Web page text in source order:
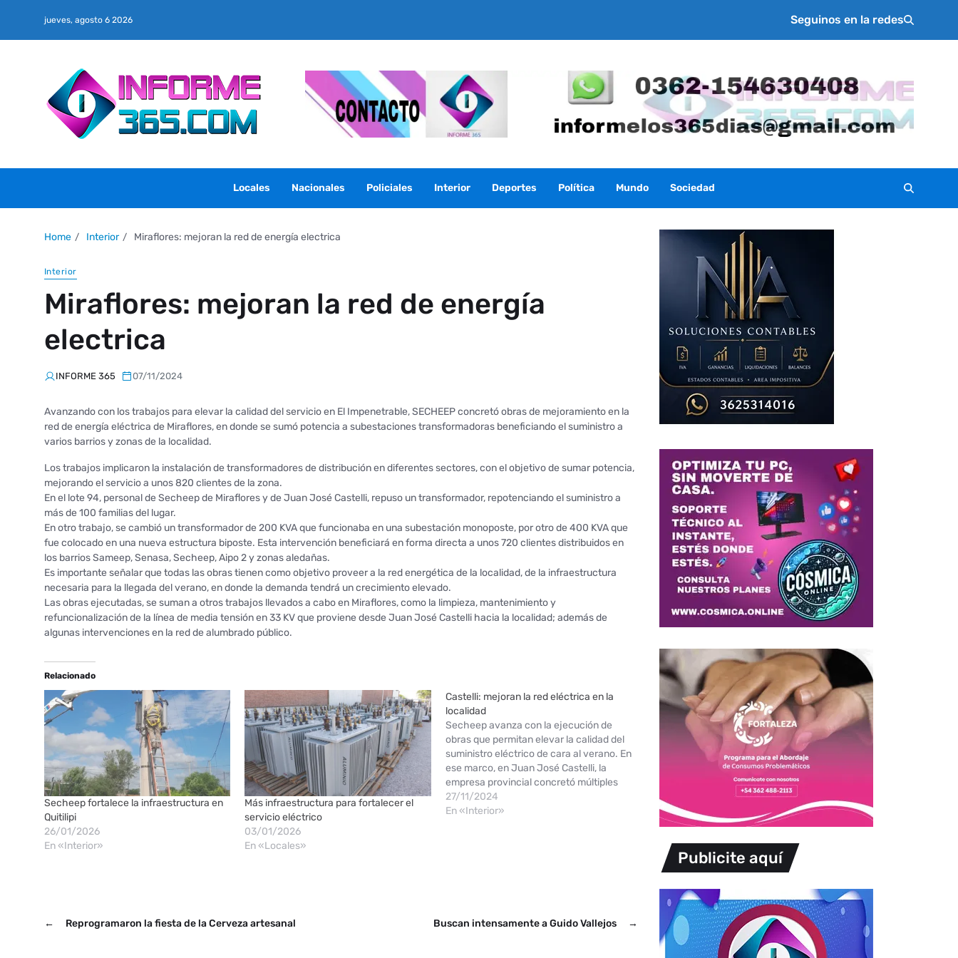
jueves, agosto 6 2026 Seguinos en la redes
Locales Nacionales Policiales Interior Deportes Política Mundo Sociedad
Home Interior Miraflores: mejoran la red de energía electrica
Interior
Miraflores: mejoran la red de energía
electrica
INFORME 365 07/11/2024
Avanzando con los trabajos para elevar la calidad del servicio en El Impenetrable, SECHEEP concretó obras de mejoramiento en la
red de energía eléctrica de Miraflores, en donde se sumó potencia a subestaciones transformadoras beneficiando el suministro a
varios barrios y zonas de la localidad.
Los trabajos implicaron la instalación de transformadores de distribución en diferentes sectores, con el objetivo de sumar potencia,
mejorando el servicio a unos 820 clientes de la zona.
En el lote 94, personal de Secheep de Miraflores y de Juan José Castelli, repuso un transformador, repotenciando el suministro a
más de 100 familias del lugar.
En otro trabajo, se cambió un transformador de 200 KVA que funcionaba en una subestación monoposte, por otro de 400 KVA que
fue colocado en una nueva estructura biposte. Esta intervención beneficiará en forma directa a unos 720 clientes distribuidos en
los barrios Sameep, Senasa, Secheep, Aipo 2 y zonas aledañas.
Es importante señalar que todas las obras tienen como objetivo proveer a la red energética de la localidad, de la infraestructura
necesaria para la llegada del verano, en donde la demanda tendrá un crecimiento elevado.
Las obras ejecutadas, se suman a otros trabajos llevados a cabo en Miraflores, como la limpieza, mantenimiento y
refuncionalización de la línea de media tensión en 33 KV que proviene desde Juan José Castelli hacia la localidad; además de
algunas intervenciones en la red de alumbrado público.
Relacionado
Secheep fortalece la infraestructura en
Quitilipi
26/01/2026
En «Interior»
Más infraestructura para fortalecer el
servicio eléctrico
03/01/2026
En «Locales»
Castelli: mejoran la red eléctrica en la
localidad
Secheep avanza con la ejecución de
obras que permitan elevar la calidad del
suministro eléctrico de cara al verano. En
ese marco, en Juan José Castelli, la
empresa provincial concretó múltiples
trabajos para mejorar la infraestructura
energética general, además de inyectar
27/11/2024
En «Interior»
← Reprogramaron la fiesta de la Cerveza artesanal →
Buscan intensamente a Guido Vallejos
Publicite aquí